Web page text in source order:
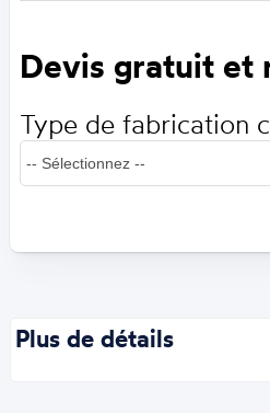
Devis gratuit et
Type de fabrication
Plus de détails